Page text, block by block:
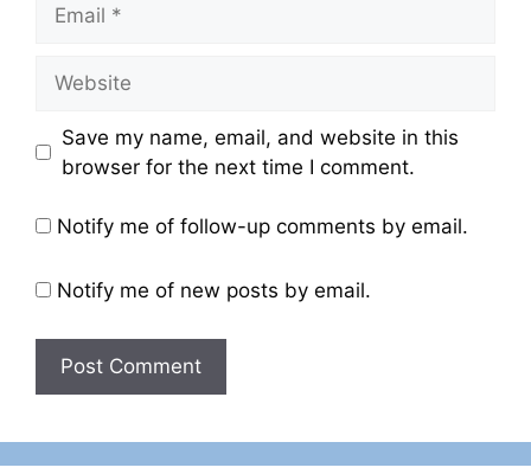
Save my name, email, and website in this
browser for the next time I comment.
Notify me of follow-up comments by email.
Notify me of new posts by email.